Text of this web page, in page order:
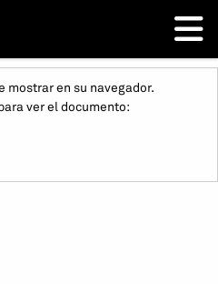
mostrar en su navegador.
ver el documento: